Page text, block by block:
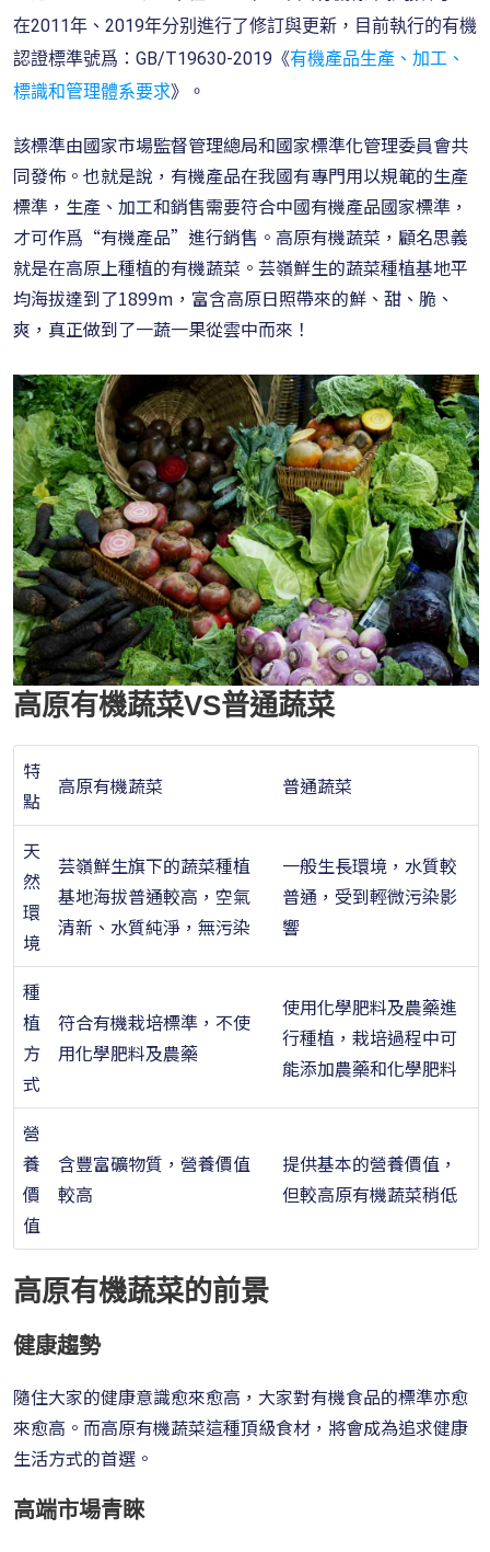
在2011年、2019年分别進行了修訂與更新，目前執行的有機
認證標準號爲：GB/T19630-2019《有機產品生產、加工、
標識和管理體系要求》。
該標準由國家市場監督管理總局和國家標準化管理委員會共
同發佈。也就是說，有機產品在我國有專門用以規範的生產
標準，生產、加工和銷售需要符合中國有機產品國家標準，
才可作爲“有機產品”進行銷售。高原有機蔬菜，顧名思義
就是在高原上種植的有機蔬菜。芸嶺鮮生的蔬菜種植基地平
均海拔達到了1899m，富含高原日照帶來的鮮、甜、脆、
爽，真正做到了一蔬一果從雲中而來！
高原有機蔬菜VS普通蔬菜
特
點
高原有機蔬菜 普通蔬菜
天
然
環
境
芸嶺鮮生旗下的蔬菜種植
基地海拔普通較高，空氣
清新、水質純淨，無污染
一般生長環境，水質較
普通，受到輕微污染影
響
種
植
方
式
符合有機栽培標準，不使
用化學肥料及農藥
使用化學肥料及農藥進
行種植，栽培過程中可
能添加農藥和化學肥料
營
養
價
值
含豐富礦物質，營養價值
較高
提供基本的營養價值，
但較高原有機蔬菜稍低
高原有機蔬菜的前景
健康趨勢
隨住大家的健康意識愈來愈高，大家對有機食品的標準亦愈
來愈高。而高原有機蔬菜這種頂級食材，將會成為追求健康
生活方式的首選。
高端市場青睞